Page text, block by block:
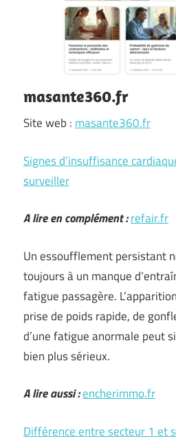
masante360.fr
Site web : masante360.fr
Signes d’insuffisance
surveiller
A lire en complément :refair.fr
Un essoufflement persistant
toujours à un manque
fatigue passagère.
prise de poids rapide, de
d’une fatigue anormale peut
bien plus sérieux.
A lire aussi :encherimmo.fr
Différence entre secteur 1 et